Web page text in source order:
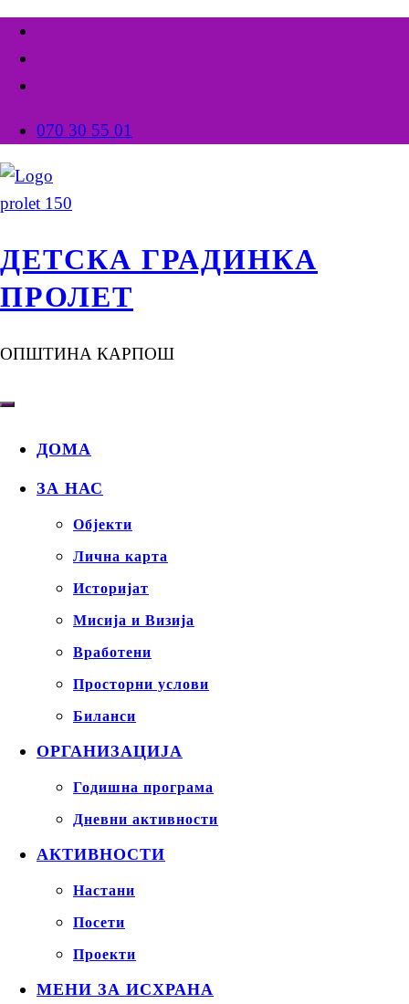
070 30 55 01
ДЕТСКА ГРАДИНКА
ПРОЛЕТ
ОПШТИНА КАРПОШ
ДОМА
ЗА НАС
Објекти
Лична карта
Историјат
Мисија и Визија
Вработени
Просторни услови
Биланси
ОРГАНИЗАЦИЈА
Годишна програма
Дневни активности
АКТИВНОСТИ
Настани
Посети
Проекти
МЕНИ ЗА ИСХРАНА